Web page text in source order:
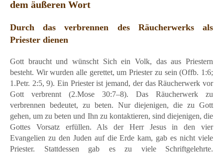
dem äußeren Wort
Durch das verbrennen des Räucherwerks als
Priester dienen
Gott braucht und wünscht Sich ein Volk, das aus Priestern
besteht. Wir wurden alle gerettet, um Priester zu sein (Offb. 1:6;
1.Petr. 2:5, 9). Ein Priester ist jemand, der das Räucherwerk vor
Gott verbrennt (2.Mose 30:7–8). Das Räucherwerk zu
verbrennen bedeutet, zu beten. Nur diejenigen, die zu Gott
gehen, um zu beten und Ihn zu kontaktieren, sind diejenigen, die
Gottes Vorsatz erfüllen. Als der Herr Jesus in den vier
Evangelien zu den Juden auf die Erde kam, gab es nicht viele
Priester. Stattdessen gab es zu viele Schriftgelehrte.